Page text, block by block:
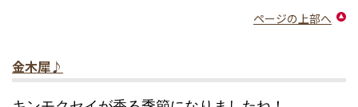
ページの上部へ
金木犀♪